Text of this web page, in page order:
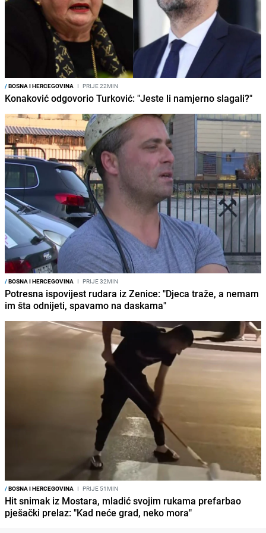
/BOSNA I HERCEGOVINA I PRIJE 22MIN
Konaković odgovorio Turković: "Jeste li namjerno slagali?"
/BOSNA I HERCEGOVINA I PRIJE 32MIN
Potresna ispovijest rudara iz Zenice: "Djeca traže, a nemam
im šta odnijeti, spavamo na daskama"
/BOSNA I HERCEGOVINA I PRIJE 51MIN
Hit snimak iz Mostara, mladić svojim rukama prefarbao
pješački prelaz: "Kad neće grad, neko mora"